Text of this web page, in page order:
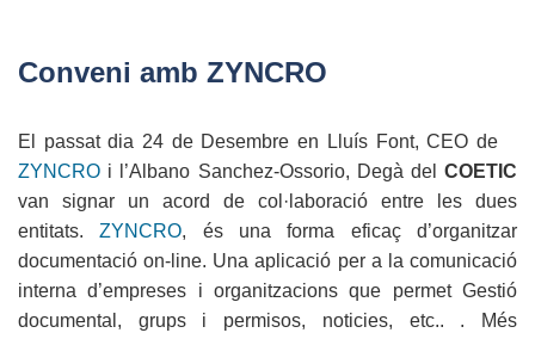
English
Conveni amb ZYNCRO
El passat dia 24 de Desembre en Lluís Font, CEO de
ZYNCRO i l’Albano Sanchez-Ossorio, Degà del COETIC
van signar un acord de col·laboració entre les dues
entitats.ZYNCRO, és una forma eficaç d’organitzar
documentació on-line. Una aplicació per a la comunicació
interna d’empreses i organitzacions que permet Gestió
documental, grups i permisos, noticies, etc.. . Més